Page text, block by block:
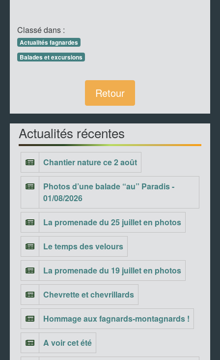
Classé dans :
Actualités fagnardes
Balades et excursions
Retour
Actualités récentes
Chantier nature ce 2 août
Photos d’une balade “au” Paradis -
01/08/2026
La promenade du 25 juillet en photos
Le temps des velours
La promenade du 19 juillet en photos
Chevrette et chevrillards
Hommage aux fagnards-montagnards !
A voir cet été